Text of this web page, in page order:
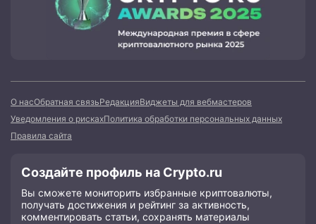
О насОбратная связьРедакцияВиджеты для вебмастеров
Уведомления о рискахПолитика обработки персональных данных
Правила сайта
Создайте профиль на Crypto.ru
Вы сможете мониторить избранные криптовалюты,
получать достижения и рейтинг за активность,
комментировать статьи, сохранять материалы